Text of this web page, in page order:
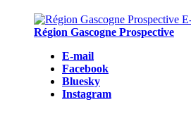
Région Gascogne Prospective
E-mail
Facebook
Bluesky
Instagram